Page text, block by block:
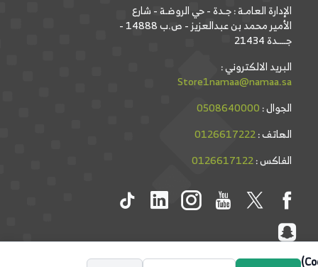
الإدارة العامـة : جـدة - حي الروضـة - شارع
الأمير محمد بن عبدالعزيز - ص.ب 14888 -
جــــدة 21434
البريد الالكتروني :
Store1namaa@namaa.sa
الجوال :
الهاتف :0126617222
الفاكس :0126617122